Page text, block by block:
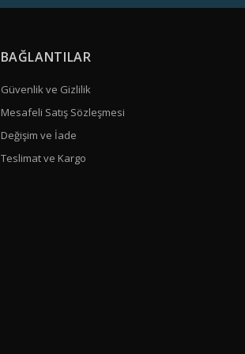
BAĞLANTILAR
Güvenlik ve Gizlilik
Mesafeli Satış Sözleşmesi
Değişim ve İade
Teslimat ve Kargo